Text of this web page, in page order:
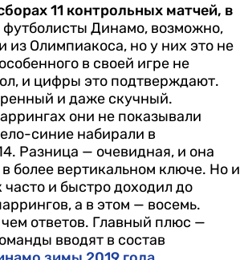
11 контрольных матчей, в
Динамо, возможно,
из Олимпиакоса, но у них это не
в своей игре не
и цифры это подтверждают.
и даже скучный.
они не показывали
синие набирали в
Разница — очевидная, и она
более вертикальном ключе. Но и
часто и быстро доходил до
а в этом — восемь.
ответов. Главный плюс —
вводят в состав